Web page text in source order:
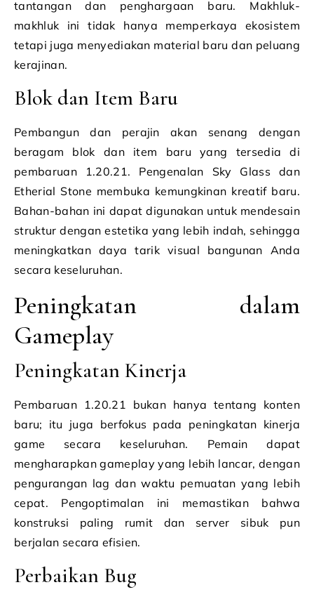
tantangan dan penghargaan baru. Makhluk-
makhluk ini tidak hanya memperkaya ekosistem
tetapi juga menyediakan material baru dan peluang
kerajinan.
Blok dan Item Baru
Pembangun dan perajin akan senang dengan
beragam blok dan item baru yang tersedia di
pembaruan 1.20.21. Pengenalan Sky Glass dan
Etherial Stone membuka kemungkinan kreatif baru.
Bahan-bahan ini dapat digunakan untuk mendesain
struktur dengan estetika yang lebih indah, sehingga
meningkatkan daya tarik visual bangunan Anda
secara keseluruhan.
Peningkatan dalam
Gameplay
Peningkatan Kinerja
Pembaruan 1.20.21 bukan hanya tentang konten
baru; itu juga berfokus pada peningkatan kinerja
game secara keseluruhan. Pemain dapat
mengharapkan gameplay yang lebih lancar, dengan
pengurangan lag dan waktu pemuatan yang lebih
cepat. Pengoptimalan ini memastikan bahwa
konstruksi paling rumit dan server sibuk pun
berjalan secara efisien.
Perbaikan Bug